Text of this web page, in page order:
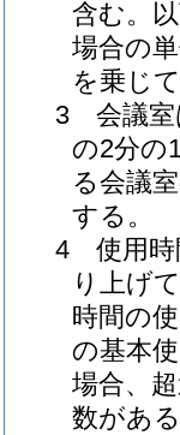
含む。
場合の
を乗じ
3 会議室
の2分の
る会議
する。
4 使用時
り上げ
時間の
の基本
場合、
数があ